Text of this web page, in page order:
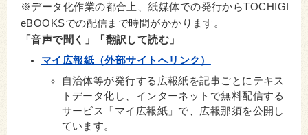
※データ化作業の都合上、紙媒体での発行からTOCHIGI
eBOOKSでの配信まで時間がかかります。
「音声で聞く」「翻訳して読む」
マイ広報紙（外部サイトへリンク）
自治体等が発行する広報紙を記事ごとにテキス
トデータ化し、インターネットで無料配信する
サービス「マイ広報紙」で、広報那須を公開し
ています。